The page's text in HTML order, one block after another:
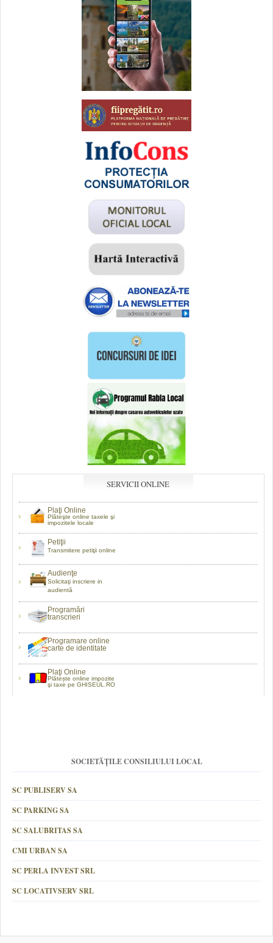
SERVICII ONLINE
Plaţi Online
Plăteşte online taxele şi
impozitele locale
Petiţii
Transmitere petiţii online
Audienţe
Solicitaţi inscriere in
audientă
Programări
transcrieri
Programare online
carte de identitate
Plaţi Online
Plătește online impozite
şi taxe pe GHISEUL.RO
SOCIETĂȚILE CONSILIULUI LOCAL
SC PUBLISERV SA
SC PARKING SA
SC SALUBRITAS SA
CMI URBAN SA
SC PERLA INVEST SRL
SC LOCATIVSERV SRL